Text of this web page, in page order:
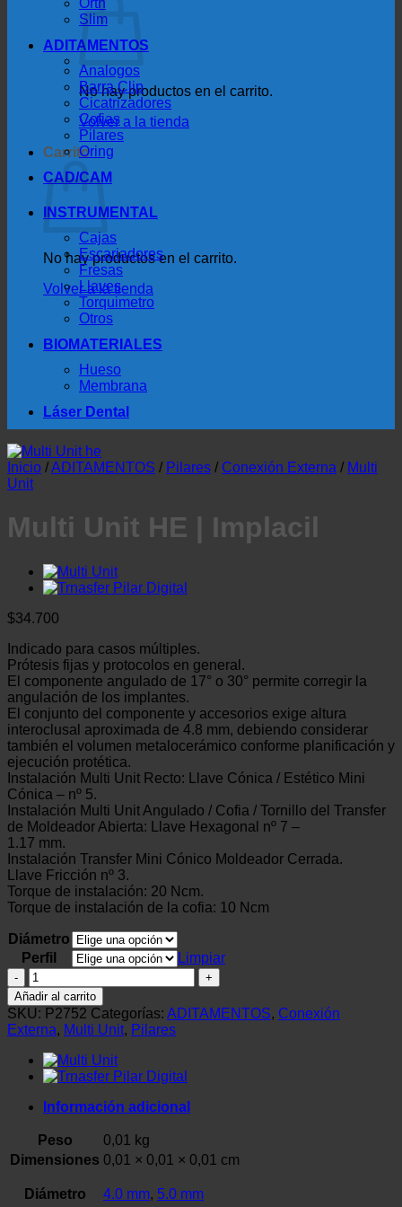
No hay productos en el carrito.
Volver a la tienda
Carrito
No hay productos en el carrito.
Volver a la tienda
Orth
Slim
ADITAMENTOS
Analogos
Barra Clip
Cicatrizadores
Cofias
Pilares
Oring
CAD/CAM
INSTRUMENTAL
Cajas
Escariadores
Fresas
Llaves
Torquimetro
Otros
BIOMATERIALES
Hueso
Membrana
Láser Dental
Inicio /ADITAMENTOS / Pilares / Conexión Externa / Multi
Unit
Multi Unit HE | Implacil
$34.700
Indicado para casos múltiples.
Prótesis fijas y protocolos en general.
El componente angulado de 17° o 30° permite corregir la
angulación de los implantes.
El conjunto del componente y accesorios exige altura
interoclusal aproximada de 4.8 mm, debiendo considerar
también el volumen metalocerámico conforme planificación y
ejecución protética.
Instalación Multi Unit Recto: Llave Cónica / Estético Mini
Cónica – nº 5.
Instalación Multi Unit Angulado / Cofia / Tornillo del Transfer
de Moldeador Abierta: Llave Hexagonal nº 7 –
1.17 mm.
Instalación Transfer Mini Cónico Moldeador Cerrada.
Llave Fricción nº 3.
Torque de instalación: 20 Ncm.
Torque de instalación de la cofia: 10 Ncm
Diámetro
Perfil
Limpiar
Multi
Unit
HE
|
Implacil
cantidad
Añadir al carrito
SKU: P2752 Categorías: ADITAMENTOS, Conexión
Externa, Multi Unit, Pilares
Información adicional
Peso
0,01 kg
Dimensiones 0,01 × 0,01 × 0,01 cm
Diámetro 4.0 mm, 5.0 mm